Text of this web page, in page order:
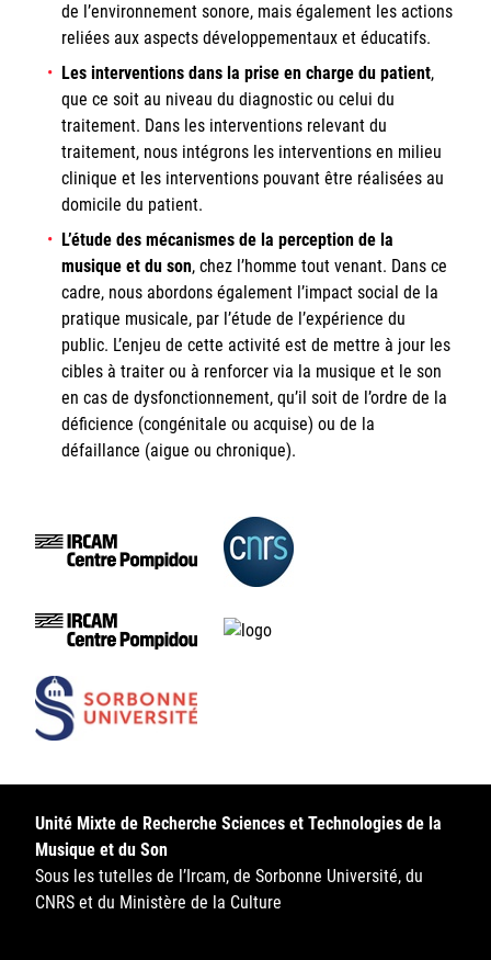
de l’environnement sonore, mais également les actions
reliées aux aspects développementaux et éducatifs.
Les interventions dans la prise en charge du patient,
que ce soit au niveau du diagnostic ou celui du
traitement. Dans les interventions relevant du
traitement, nous intégrons les interventions en milieu
clinique et les interventions pouvant être réalisées au
domicile du patient.
L’étude des mécanismes de la perception de la
musique et du son, chez l’homme tout venant. Dans ce
cadre, nous abordons également l’impact social de la
pratique musicale, par l’étude de l’expérience du
public. L’enjeu de cette activité est de mettre à jour les
cibles à traiter ou à renforcer via la musique et le son
en cas de dysfonctionnement, qu’il soit de l’ordre de la
déficience (congénitale ou acquise) ou de la
défaillance (aigue ou chronique).
Unité Mixte de Recherche Sciences et Technologies de la
Musique et du Son
Sous les tutelles de l’Ircam, de Sorbonne Université, du
CNRS et du Ministère de la Culture